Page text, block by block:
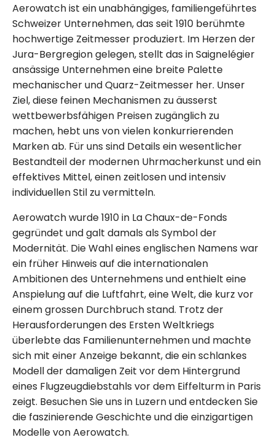
Aerowatch ist ein unabhängiges, familiengeführtes
Schweizer Unternehmen, das seit 1910 berühmte
hochwertige Zeitmesser produziert. Im Herzen der
Jura-Bergregion gelegen, stellt das in Saignelégier
ansässige Unternehmen eine breite Palette
mechanischer und Quarz-Zeitmesser her. Unser
Ziel, diese feinen Mechanismen zu äusserst
wettbewerbsfähigen Preisen zugänglich zu
machen, hebt uns von vielen konkurrierenden
Marken ab. Für uns sind Details ein wesentlicher
Bestandteil der modernen Uhrmacherkunst und ein
effektives Mittel, einen zeitlosen und intensiv
individuellen Stil zu vermitteln.
Aerowatch wurde 1910 in La Chaux-de-Fonds
gegründet und galt damals als Symbol der
Modernität. Die Wahl eines englischen Namens war
ein früher Hinweis auf die internationalen
Ambitionen des Unternehmens und enthielt eine
Anspielung auf die Luftfahrt, eine Welt, die kurz vor
einem grossen Durchbruch stand. Trotz der
Herausforderungen des Ersten Weltkriegs
überlebte das Familienunternehmen und machte
sich mit einer Anzeige bekannt, die ein schlankes
Modell der damaligen Zeit vor dem Hintergrund
eines Flugzeugdiebstahls vor dem Eiffelturm in Paris
zeigt. Besuchen Sie uns in Luzern und entdecken Sie
die faszinierende Geschichte und die einzigartigen
Modelle von Aerowatch.